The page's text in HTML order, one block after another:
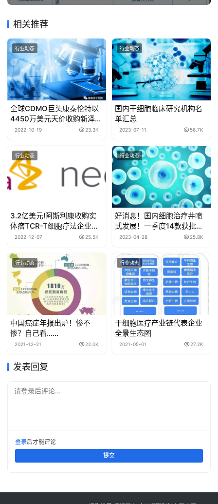
相关推荐
行业动态
全球CDMO巨头康泰伦特​以
4450万美元天价收购新泽西
州细胞治疗工厂
2022-10-19 23.3K
行业动态
国内干细胞临床研究机构名
单汇总
2023-07-11 56.7K
行业动态
3.2亿美元!阿斯利康收购实
体瘤TCR-T细胞疗法企业，
这下不“掉队”了
2022-12-07 25.5K
行业动态
好消息！国内细胞治疗井喷
式发展！一季度14款获批临
床，24项新增受理
2023-04-28 25.8K
行业动态
中国癌症年报出炉！惨不
惨？自己看……
2021-12-21 22.0K
行业动态
干细胞医疗产业链代表企业
全景生态图
2021-05-01 27.2K
发表回复
请登录后评论...
登录后才能评论
提交